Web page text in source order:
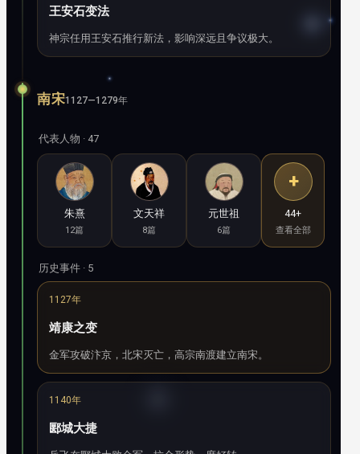
王安石变法
神宗任用王安石推行新法，影响深远且争议极大。
南宋1127—1279年
代表人物 · 47
朱熹
12篇
文天祥
8篇
元世祖
6篇
+
44+
查看全部
历史事件 · 5
1127年
靖康之变
金军攻破汴京，北宋灭亡，高宗南渡建立南宋。
1140年
郾城大捷